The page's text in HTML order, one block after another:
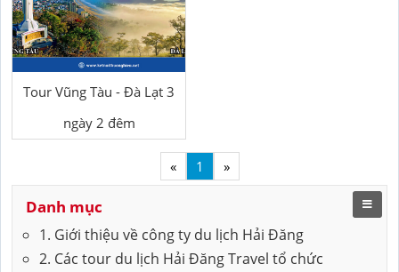
Tour Vũng Tàu - Đà Lạt 3
ngày 2 đêm
« 1 »
Danh mục
1. Giới thiệu về công ty du lịch Hải Đăng
2. Các tour du lịch Hải Đăng Travel tổ chức